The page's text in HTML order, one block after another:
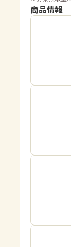
商品情報